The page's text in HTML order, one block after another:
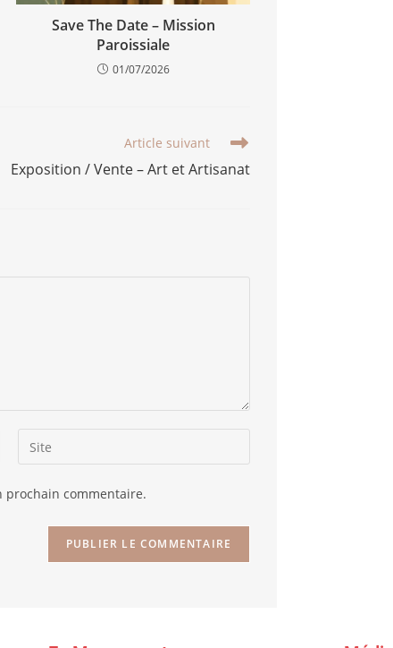
Save The Date – Mission
Paroissiale
01/07/2026
Article suivant
Exposition / Vente – Art et Artisanat
prochain commentaire.